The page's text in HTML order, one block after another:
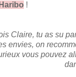
Haribo !
Claire, tu as su
envies, on
vous pouvez